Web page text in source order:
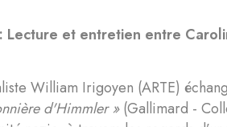
Lecture et entretien entre
William Irigoyen (ARTE)
d'Himmler »(Gallimard -